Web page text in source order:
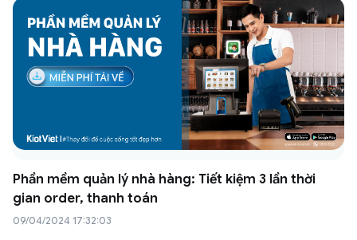
Phần mềm quản lý nhà hàng: Tiết kiệm 3 lần thời
gian order, thanh toán
09/04/2024 17:32:03